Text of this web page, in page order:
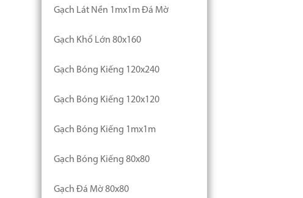
Gạch Lát Nền 1mx1m Đá Mờ
Gạch Khổ Lớn 80x160
Gạch Bóng Kiếng 120x240
Gạch Bóng Kiếng 120x120
Gạch Bóng Kiếng 1mx1m
Gạch Bóng Kiếng 80x80
Gạch Đá Mờ 80x80